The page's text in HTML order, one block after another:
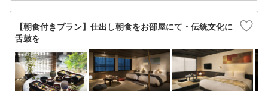
【朝食付きプラン】仕出し朝食をお部屋にて・伝統文化に
舌鼓を